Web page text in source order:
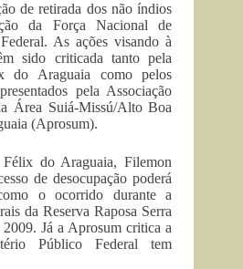
de retirada dos não índios
da Força Nacional de
As ações visando à
sido criticada tanto pela
do Araguaia como pelos
pela Associação
Área Suiá-Missú/Alto Boa
(Aprosum).
do Araguaia, Filemon
de desocupação poderá
o ocorrido durante a
da Reserva Raposa Serra
Já a Aprosum critica a
Público Federal tem